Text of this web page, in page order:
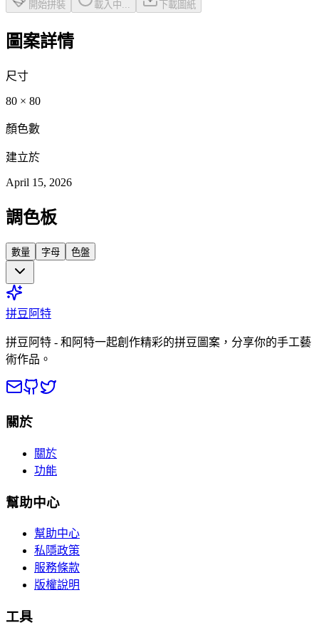
開始拼裝 載入中... 下載圖紙
圖案詳情
尺寸
80 × 80
顏色數
建立於
April 15, 2026
調色板
數量 字母 色盤
拼豆阿特
拼豆阿特 - 和阿特一起創作精彩的拼豆圖案，分享你的手工藝
術作品。
關於
關於
功能
幫助中心
幫助中心
私隱政策
服務條款
版權說明
工具